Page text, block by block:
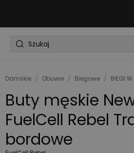
Damskie / Obuwie / Biegowe / BIEGI W
Buty męskie
FuelCell Rebel
bordowe